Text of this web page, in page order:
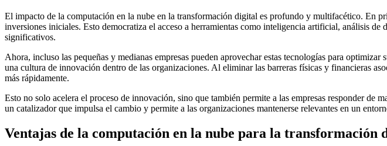
El impacto de la computación en la nube en la transformación digital es profundo y multifacético. En
inversiones iniciales. Esto democratiza el acceso a herramientas como inteligencia artificial, análisis
significativos.
Ahora, incluso las pequeñas y medianas empresas pueden aprovechar estas tecnologías para
una cultura de innovación dentro de las organizaciones. Al eliminar las barreras físicas y financieras
más rápidamente.
Esto no solo acelera el proceso de innovación, sino que también permite a las empresas responder de
un catalizador que impulsa el cambio y permite a las organizaciones mantenerse relevantes en un
Ventajas de la computación en la nube para la transformación